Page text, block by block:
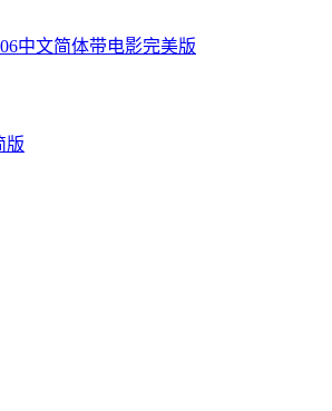
中文简体带电影完美版